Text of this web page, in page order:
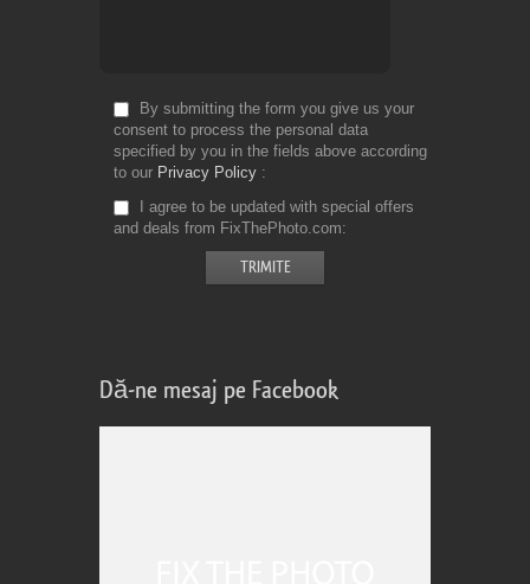
By submitting the form you give us your
consent to process the personal data
specified by you in the fields above according
to our Privacy Policy
I agree to be updated with special offers
and deals from FixThePhoto.com
Dă-ne mesaj pe Facebook